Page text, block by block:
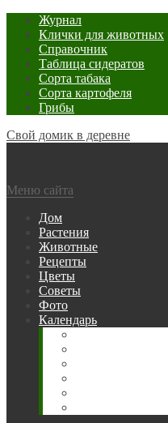
Журнал
Клички для животных
Справочник
Таблица сидератов
Сорта табака
Сорта картофеля
Грибы
Свой домик в деревне
Меню сайта
Дом
Растения
Животные
Рецепты
Цветы
Советы
Фото
Календарь